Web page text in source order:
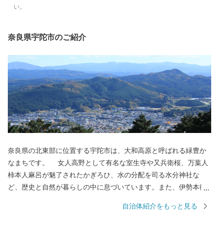
い。
奈良県宇陀市のご紹介
奈良県の北東部に位置する宇陀市は、大和高原と呼ばれる緑豊か
なまちです。 女人高野として有名な室生寺や又兵衛桜、万葉人
柿本人麻呂が魅了されたかぎろひ、水の分配を司る水分神社な
ど、歴史と自然が暮らしの中に息づいています。また、伊勢本街
古の旅人の思いを今も伝えています。 平成18年1月の合併によ
自治体紹介をもっと見る